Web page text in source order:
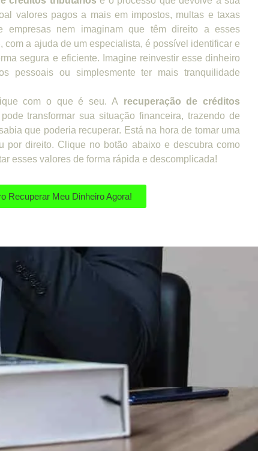
valores pagos a mais em impostos, multas e taxas
empresas nem imaginam que têm direito a esses
com a ajuda de um especialista, é possível identificar e
segura e eficiente. Imagine reinvestir esse dinheiro
pessoais ou simplesmente ter mais tranquilidade
com o que é seu. A recuperação de créditos
transformar sua situação financeira, trazendo de
que poderia recuperar. Está na hora de tomar uma
por direito. Clique no botão abaixo e descubra como
esses valores de forma rápida e descomplicada!
Recuperar Meu Dinheiro Agora!